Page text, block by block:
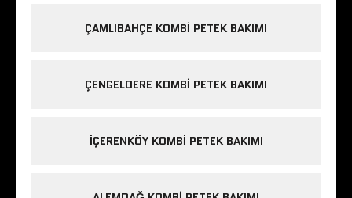
ÇAMLIBAHÇE KOMBI PETEK BAKIMI
ÇENGELDERE KOMBI PETEK BAKIMI
IÇERENKÖY KOMBI PETEK BAKIMI